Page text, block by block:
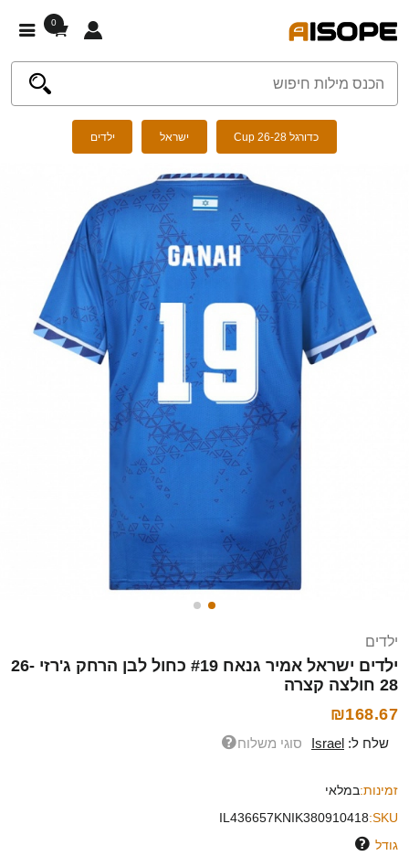
0
כדורגל Cup 26-28 ישראל ילדים
ילדים
ילדים ישראל אמיר גנאח #19 כחול לבן הרחק ג'רזי 26-
28 חולצה קצרה
₪168.67
שלח ל: Israel סוגי משלוח
זמינות:במלאי
SKU:
IL436657KNIK380910418
גודל